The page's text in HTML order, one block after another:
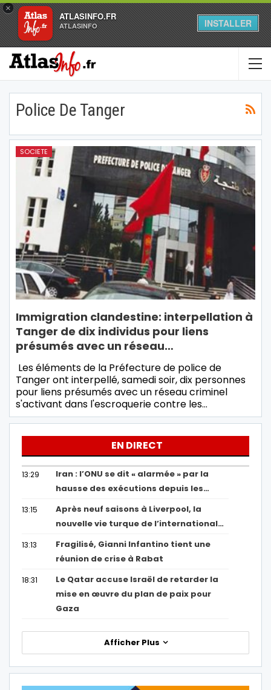
×
ATLASINFO.FR
ATLASINFO INSTALLER
Police De Tanger
SOCIETE
Immigration clandestine: interpellation à
Tanger de dix individus pour liens
présumés avec un réseau…
Les éléments de la Préfecture de police de
Tanger ont interpellé, samedi soir, dix personnes
pour liens présumés avec un réseau criminel
s'activant dans l'escroquerie contre les…
EN DIRECT
13:29
Iran : l’ONU se dit « alarmée » par la
hausse des exécutions depuis les…
13:15
Après neuf saisons à Liverpool, la
nouvelle vie turque de l’international…
13:13
Fragilisé, Gianni Infantino tient une
réunion de crise à Rabat
18:31
Le Qatar accuse Israël de retarder la
mise en œuvre du plan de paix pour
Gaza
Afficher Plus